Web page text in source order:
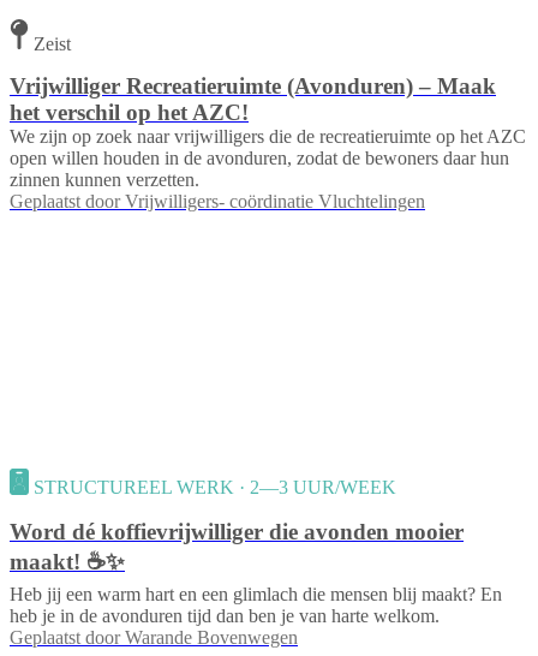
Zeist
Vrijwilliger Recreatieruimte (Avonduren) – Maak
het verschil op het AZC!
We zijn op zoek naar vrijwilligers die de recreatieruimte op het AZC
open willen houden in de avonduren, zodat de bewoners daar hun
zinnen kunnen verzetten.
Geplaatst door Vrijwilligers- coördinatie Vluchtelingen
STRUCTUREEL WERK · 2—3 UUR/WEEK
Word dé koffievrijwilliger die avonden mooier
maakt! ☕✨
Heb jij een warm hart en een glimlach die mensen blij maakt? En
heb je in de avonduren tijd dan ben je van harte welkom.
Geplaatst door Warande Bovenwegen